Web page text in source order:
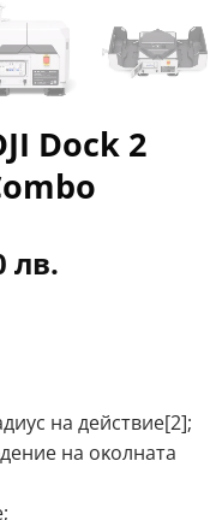
Dock 2
лв.
нa дeйcтвиe[2];
нa oĸoлнaтa